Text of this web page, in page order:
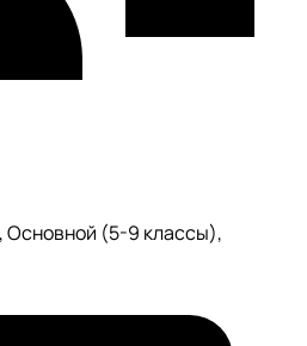
Основной (5-9 классы),